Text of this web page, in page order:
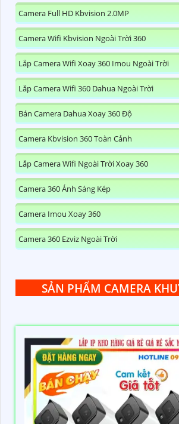
Camera Full HD Kbvision 2.0MP
Camera Wifi Kbvision Ngoài Trời 360
Lắp Camera Wifi Xoay 360 Imou Ngoài Trời
Lắp Camera Wifi 360 Dahua Ngoài Trời
Bán Camera Dahua Xoay 360 Độ
Camera Kbvision 360 Toàn Cảnh
Lắp Camera Wifi Ngoài Trời Xoay 360
Camera 360 Ánh Sáng Kép
Camera Imou Xoay 360
Camera 360 Ezviz Ngoài Trời
SẢN PHẨM CAMERA